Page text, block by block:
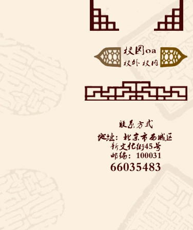
推...“云端阅享”——来自同
学们的好书推荐
博疫有我——记2020届
初三毕业考
校进行防疫安全检查—...
全力支持 万千保障——
金融街道向学校捐赠...
“艺”心抗疫 “艺”同成长